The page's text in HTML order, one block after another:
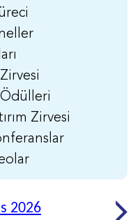
Ödülleri
Zirvesi
2026